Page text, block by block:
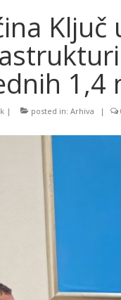
1,4
| posted in: Arhiva |